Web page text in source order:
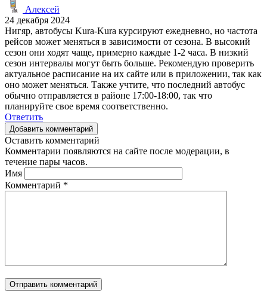
Алексей
24 декабря 2024
Нигяр, автобусы Kura-Kura курсируют ежедневно, но частота
рейсов может меняться в зависимости от сезона. В высокий
сезон они ходят чаще, примерно каждые 1-2 часа. В низкий
сезон интервалы могут быть больше. Рекомендую проверить
актуальное расписание на их сайте или в приложении, так как
оно может меняться. Также учтите, что последний автобус
обычно отправляется в районе 17:00-18:00, так что
планируйте свое время соответственно.
Ответить
Добавить комментарий
Оставить комментарий
Комментарии появляются на сайте после модерации, в
течение пары часов.
Имя
Комментарий *